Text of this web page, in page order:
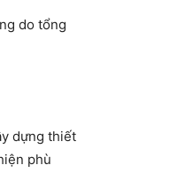
do tổng
dựng thiết
phù